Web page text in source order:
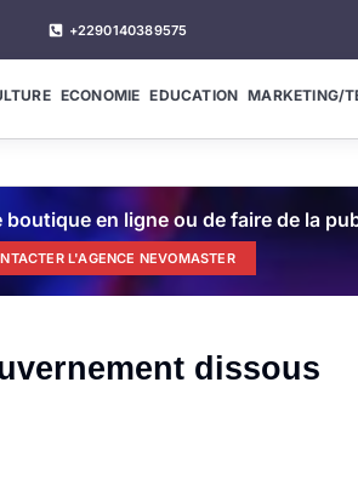
+2290140389575
ECONOMIE EDUCATION MARKETING/
en ligne ou de faire de la
L'AGENCE NEVOMASTER
dissous